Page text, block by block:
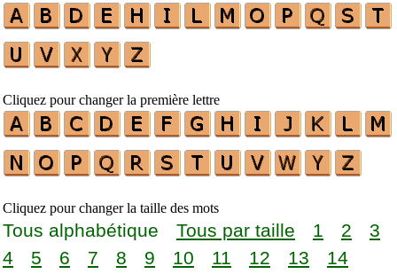
Cliquez pour changer la première lettre
Cliquez pour changer la taille des mots
Tous alphabétique Tous par taille 1 2
3
4
5 6 7 8 9 10 11 12 13
14